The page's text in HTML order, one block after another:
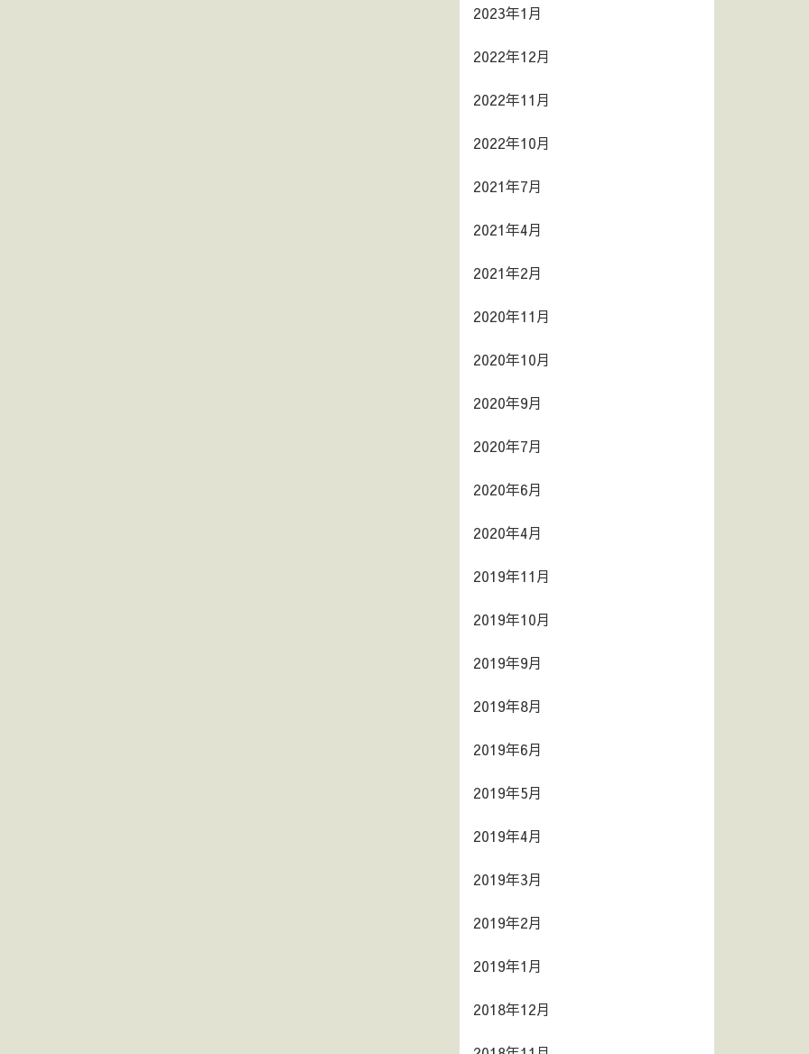
2023年1月
2022年12月
2022年11月
2022年10月
2021年7月
2021年4月
2021年2月
2020年11月
2020年10月
2020年9月
2020年7月
2020年6月
2020年4月
2019年11月
2019年10月
2019年9月
2019年8月
2019年6月
2019年5月
2019年4月
2019年3月
2019年2月
2019年1月
2018年12月